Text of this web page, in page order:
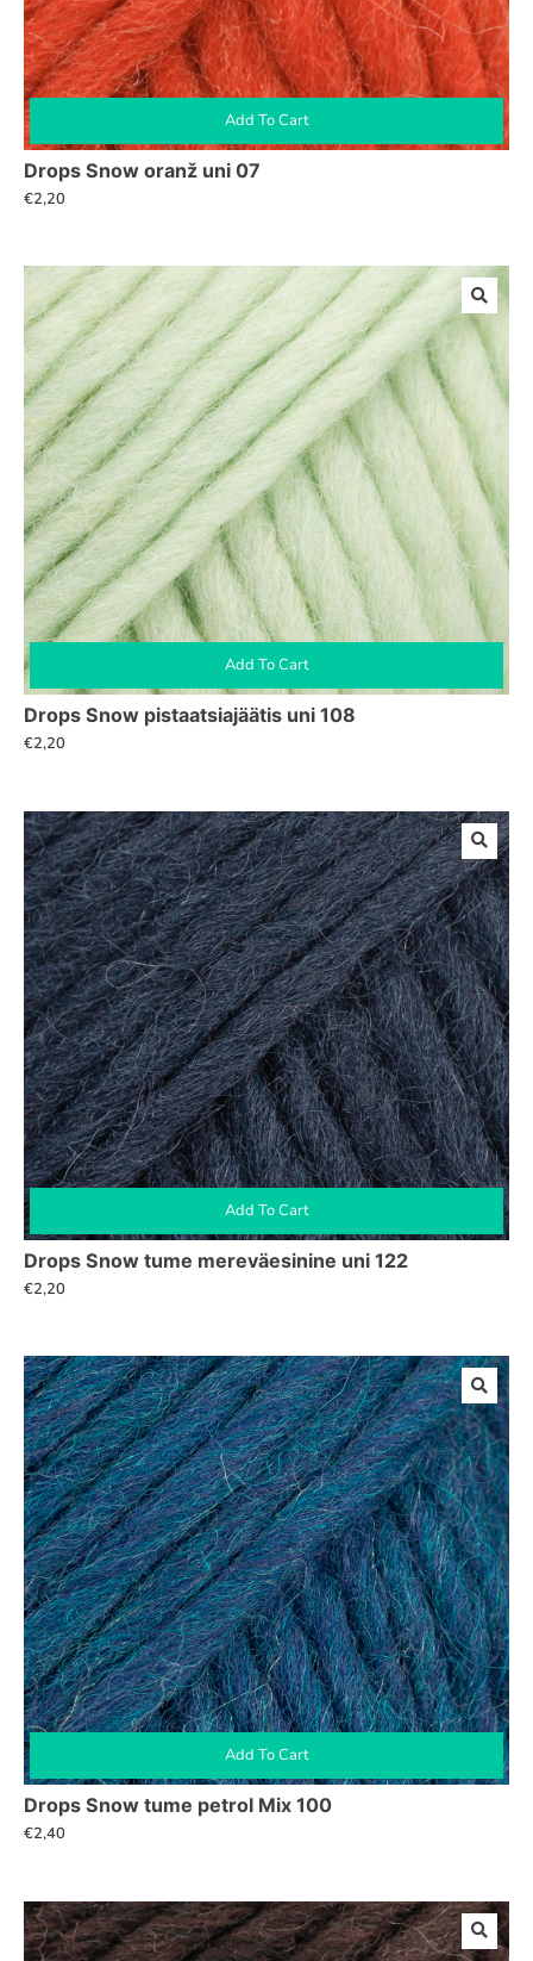
Add To Cart
Drops Snow oranž uni 07
€2,20
Add To Cart
Drops Snow pistaatsiajäätis uni 108
€2,20
Add To Cart
Drops Snow tume mereväesinine uni 122
€2,20
Add To Cart
Drops Snow tume petrol Mix 100
€2,40